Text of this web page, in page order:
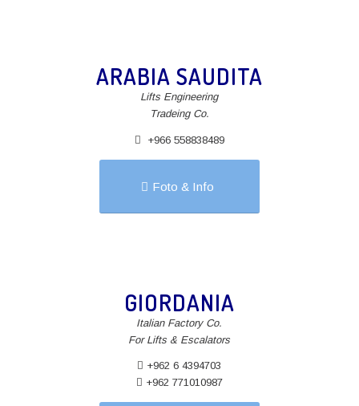
ARABIA SAUDITA
Lifts Engineering
Tradeing Co.
+966 558838489
Foto & Info
GIORDANIA
Italian Factory Co.
For Lifts & Escalators
+962 6 4394703
+962 771010987